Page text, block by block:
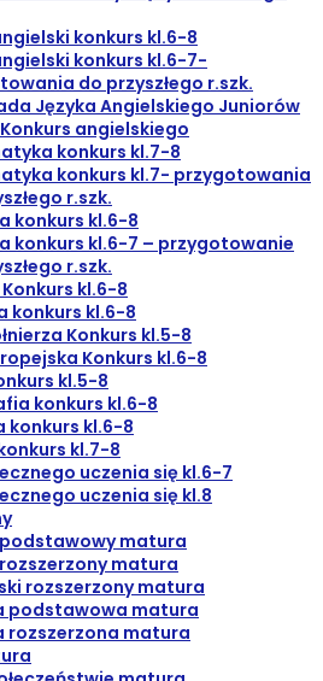
konkurs kl.6-8
konkurs kl.6-7-
do przyszłego r.szk.
Języka Angielskiego Juniorów
angielskiego
konkurs kl.7-8
konkurs kl.7- przygotowania
r.szk.
konkurs kl.6-8
konkurs kl.6-7 – przygotowanie
r.szk.
kl.6-8
konkurs kl.6-8
Konkurs kl.5-8
Konkurs kl.6-8
kl.5-8
konkurs kl.6-8
konkurs kl.6-8
kl.7-8
uczenia się kl.6-7
uczenia się kl.8
matura
matura
rozszerzony matura
podstawowa matura
rozszerzona matura